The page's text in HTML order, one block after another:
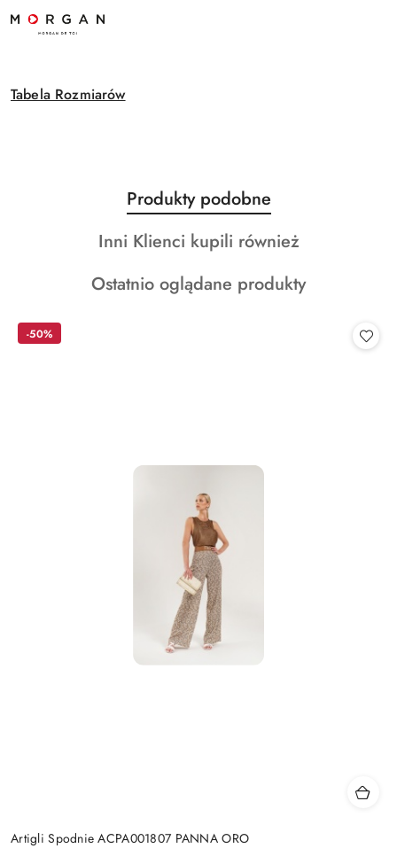
Tabela Rozmiarów
Pomiń karuzelę produktów
Produkty
o
statusie:
Produkty podobne
Produkty
statusie:
Inni Klienci kupili również
Produkty
Ostatnio oglądane produkty
Artigli Spodnie ACPA001807 PANNA ORO
-50%